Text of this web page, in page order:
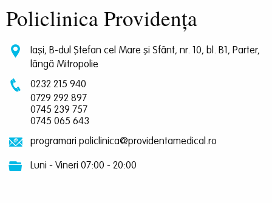
Policlinica Providența
Iași, B-dul Ștefan cel Mare și Sfânt, nr. 10, bl. B1, Parter,
lângă Mitropolie
0232 215 940
0729 292 897
0745 239 757
0745 065 643
programari.policlinica@providentamedical.ro
Luni - Vineri 07:00 - 20:00